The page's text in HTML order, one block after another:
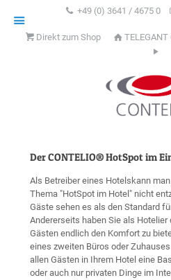
+49 (0) 3641 / 4675 0
Direkt zum Shop TELEGANT
Der CONTELIO® HotSpot im
Als Betreiber eines Hotelskann
Thema "HotSpot im Hotel" nicht
Gäste sehen es als den Standard
Andererseits haben Sie als Hotelier
Gästen endlich den Komfort zu
eines zweiten Büros oder
allen Gästen in Ihrem Hotel eine
oder auch nur privaten Dinge im